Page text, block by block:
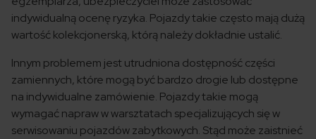
indywidualną ocenę ryzyka. Pojazdy takie często mają dużą
wartość kolekcjonerską, którą należy dokładnie ustalić.
Innym problemem jest utrudniona dostępność części
zamiennych, które mogą być bardzo drogie lub dostępne
na indywidualne zamówienie. Pojazdy takie mogą
wymagać napraw w warsztatach specjalizujących się w
serwisowaniu pojazdów zabytkowych. Stąd może zaistnieć